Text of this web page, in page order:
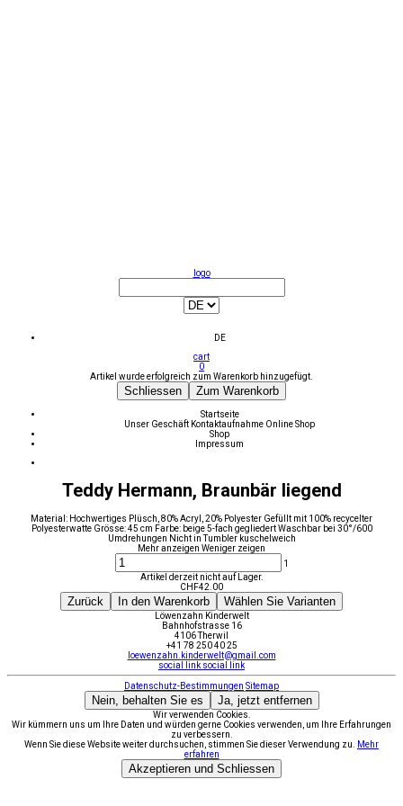
logo
DE
cart
0
Artikel wurde erfolgreich zum Warenkorb hinzugefügt.
Schliessen Zum Warenkorb
Startseite
Unser Geschäft Kontaktaufnahme Online Shop
Shop
Impressum
Teddy Hermann, Braunbär liegend
Material: Hochwertiges Plüsch, 80% Acryl, 20% Polyester Gefüllt mit 100% recycelter
Polyesterwatte Grösse: 45 cm Farbe: beige 5-fach gegliedert Waschbar bei 30°/600
Umdrehungen Nicht in Tumbler kuschelweich
Mehr anzeigen Weniger zeigen
1
Artikel derzeit nicht auf Lager.
CHF42.00
Zurück In den Warenkorb Wählen Sie Varianten
Löwenzahn Kinderwelt
Bahnhofstrasse 16
4106 Therwil
+41 78 250 40 25
loewenzahn.kinderwelt@gmail.com
social link social link
Datenschutz-Bestimmungen Sitemap
Nein, behalten Sie es Ja, jetzt entfernen
Wir verwenden Cookies.
Wir kümmern uns um Ihre Daten und würden gerne Cookies verwenden, um Ihre Erfahrungen
zu verbessern.
Wenn Sie diese Website weiter durchsuchen, stimmen Sie dieser Verwendung zu.
Mehr
erfahren
Akzeptieren und Schliessen